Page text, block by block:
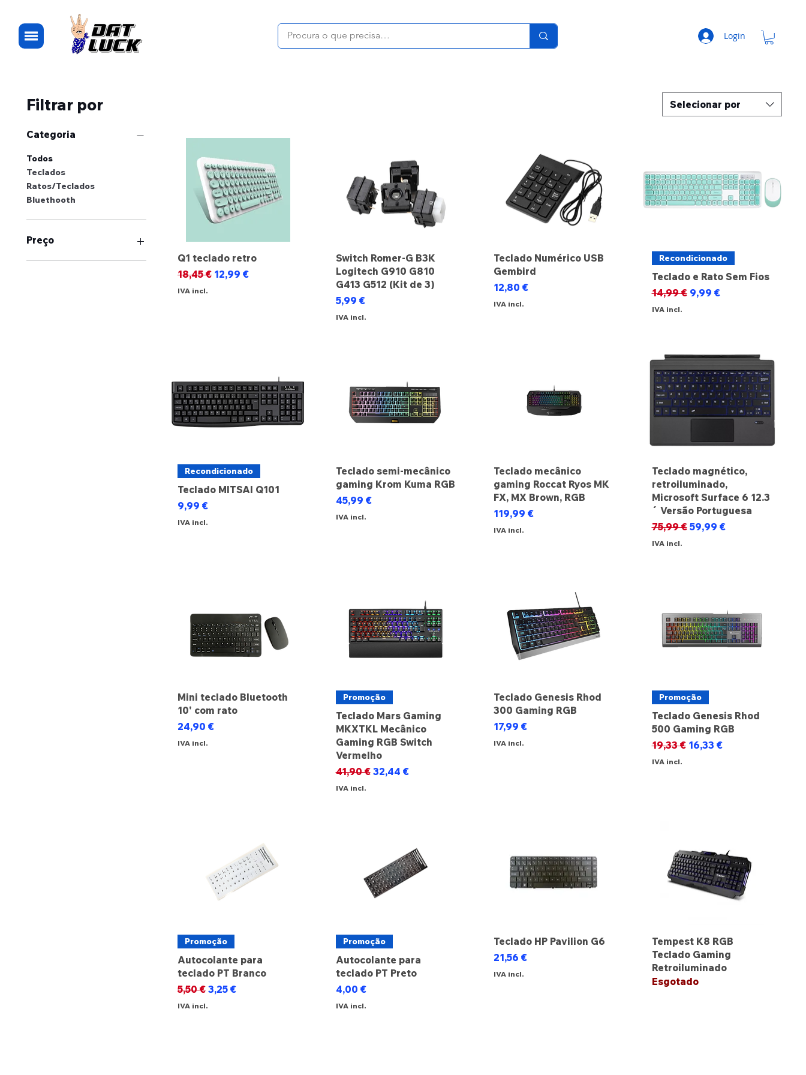
Login
Filtrar por
Categoria
Todos
Teclados
Ratos/Teclados
Bluethooth
Preço
Selecionar por
Q1 teclado retro
Preço normal
18,45 € Preço promocional
12,99 €
IVA incl.
Switch Romer-G B3K
Logitech G910 G810
G413 G512 (Kit de 3)
Preço
5,99 €
IVA incl.
Teclado Numérico USB
Gembird
Preço
12,80 €
IVA incl.
Recondicionado
Teclado e Rato Sem Fios
Preço normal
14,99 € Preço promocional
9,99 €
IVA incl.
Recondicionado
Teclado MITSAI Q101
Preço
9,99 €
IVA incl.
Teclado semi-mecânico
gaming Krom Kuma RGB
Preço
45,99 €
IVA incl.
Teclado mecânico
gaming Roccat Ryos MK
FX, MX Brown, RGB
Preço
119,99 €
IVA incl.
Teclado magnético,
retroiluminado,
Microsoft Surface 6 12.3
´ Versão Portuguesa
Preço normal
75,99 € Preço promocional
59,99 €
IVA incl.
Mini teclado Bluetooth
10' com rato
Preço
24,90 €
IVA incl.
Promoção
Teclado Mars Gaming
MKXTKL Mecânico
Gaming RGB Switch
Vermelho
Preço normal
41,90 € Preço promocional
32,44 €
IVA incl.
Teclado Genesis Rhod
300 Gaming RGB
Preço
17,99 €
IVA incl.
Promoção
Teclado Genesis Rhod
500 Gaming RGB
Preço normal
19,33 € Preço promocional
16,33 €
IVA incl.
Promoção
Autocolante para
teclado PT Branco
Preço normal
5,50 € Preço promocional
3,25 €
IVA incl.
Promoção
Autocolante para
teclado PT Preto
Preço
4,00 €
IVA incl.
Teclado HP Pavilion G6
Preço
21,56 €
IVA incl.
Tempest K8 RGB
Teclado Gaming
Retroiluminado
Esgotado